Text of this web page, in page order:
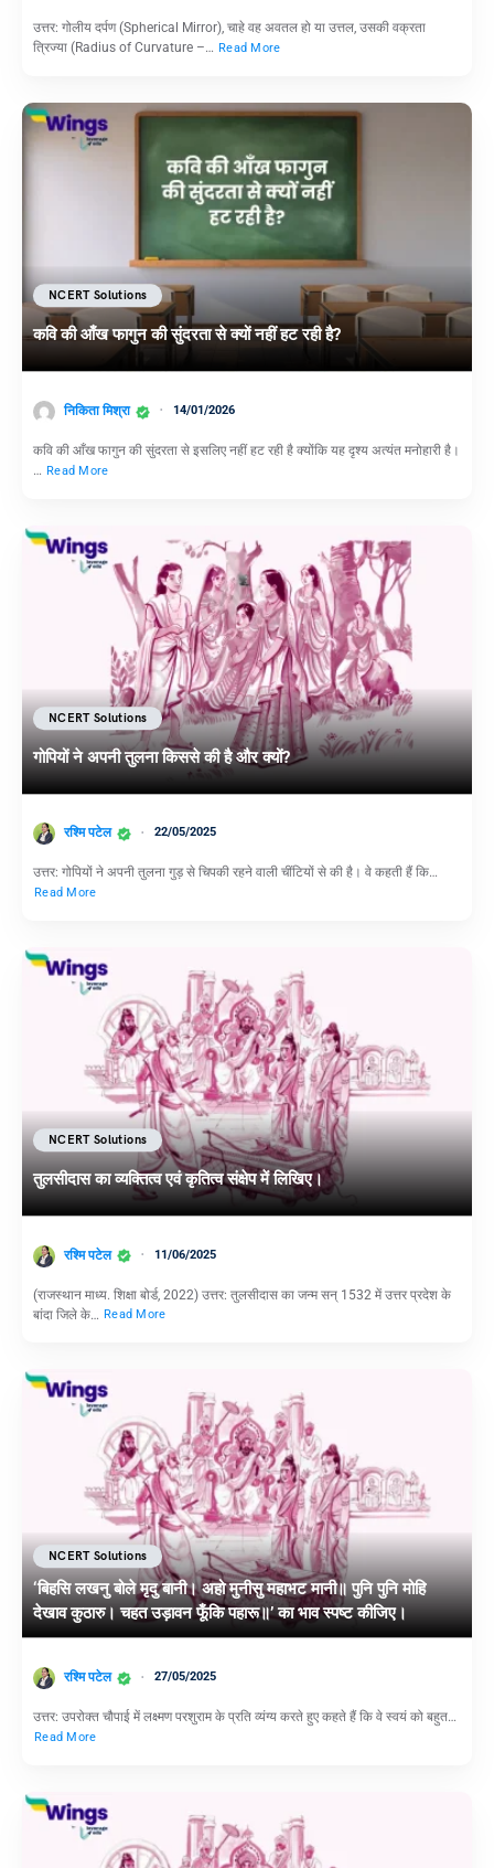
उत्तर: गोलीय दर्पण (Spherical Mirror), चाहे वह अवतल हो या उत्तल, उसकी वक्रता
त्रिज्या (Radius of Curvature –… Read More
NCERT Solutions
कवि की आँख फागुन की सुंदरता से क्यों नहीं हट रही है?
निकिता मिश्रा 14/01/2026
कवि की आँख फागुन की सुंदरता से इसलिए नहीं हट रही है क्योंकि यह दृश्य अत्यंत मनोहारी है।
… Read More
NCERT Solutions
गोपियों ने अपनी तुलना किससे की है और क्यों?
रश्मि पटेल 22/05/2025
उत्तर: गोपियों ने अपनी तुलना गुड़ से चिपकी रहने वाली चींटियों से की है। वे कहती हैं कि…
Read More
NCERT Solutions
तुलसीदास का व्यक्तित्व एवं कृतित्व संक्षेप में लिखिए।
रश्मि पटेल 11/06/2025
(राजस्थान माध्य. शिक्षा बोर्ड, 2022) उत्तर: तुलसीदास का जन्म सन् 1532 में उत्तर प्रदेश के
बांदा जिले के… Read More
NCERT Solutions
‘बिहसि लखनु बोले मृदु बानी। अहो मुनीसु महाभट मानी॥ पुनि पुनि मोहि
देखाव कुठारु। चहत उड़ावन फूँकि पहारू॥’ का भाव स्पष्ट कीजिए।
रश्मि पटेल 27/05/2025
उत्तर: उपरोक्त चौपाई में लक्ष्मण परशुराम के प्रति व्यंग्य करते हुए कहते हैं कि वे स्वयं को बहुत…
Read More